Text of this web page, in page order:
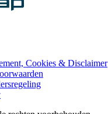
Cookies & Disclaimer